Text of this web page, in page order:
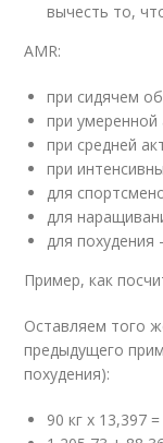
вычесть то,
AMR:
при сидячем
при
при средней
при
для
для
для похудения
Пример, как
Оставляем того
предыдущего
похудения):
90 кг х 13,397